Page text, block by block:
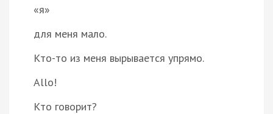
«я»
для меня мало.
Кто-то из меня вырывается упрямо.
Allo!
Кто говорит?